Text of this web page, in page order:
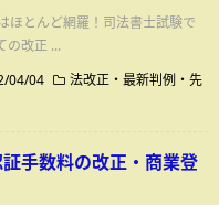
ほとんど網羅！司法書士試験で
の改正 ...
04/04
法改正・最新判例・先
手数料の改正・商業登